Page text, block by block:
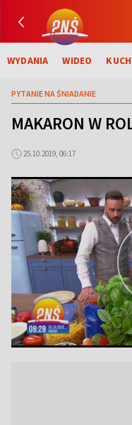
WYDANIA WIDEO
PYTANIE NA ŚNIADANIE
MAKARON W
25.10.2019, 06:17